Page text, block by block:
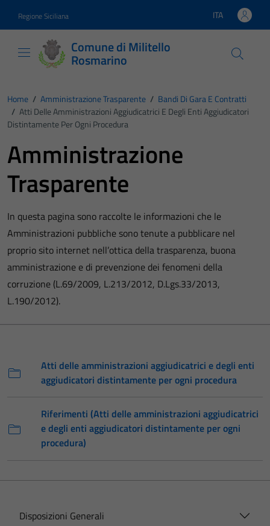
Regione Siciliana Lingua attiva:
ITA
Comune di Militello
Rosmarino
Home / Amministrazione Trasparente / Bandi Di Gara E Contratti
/ Atti Delle Amministrazioni Aggiudicatrici E Degli Enti Aggiudicatori
Distintamente Per Ogni Procedura
Amministrazione
Trasparente
In questa pagina sono raccolte le informazioni che le
Amministrazioni pubbliche sono tenute a pubblicare nel
proprio sito internet nell’ottica della trasparenza, buona
amministrazione e di prevenzione dei fenomeni della
corruzione (L.69/2009, L.213/2012, D.Lgs.33/2013,
L.190/2012).
Atti delle amministrazioni aggiudicatrici e degli enti
aggiudicatori distintamente per ogni procedura
Riferimenti (Atti delle amministrazioni aggiudicatrici
e degli enti aggiudicatori distintamente per ogni
procedura)
Disposizioni Generali